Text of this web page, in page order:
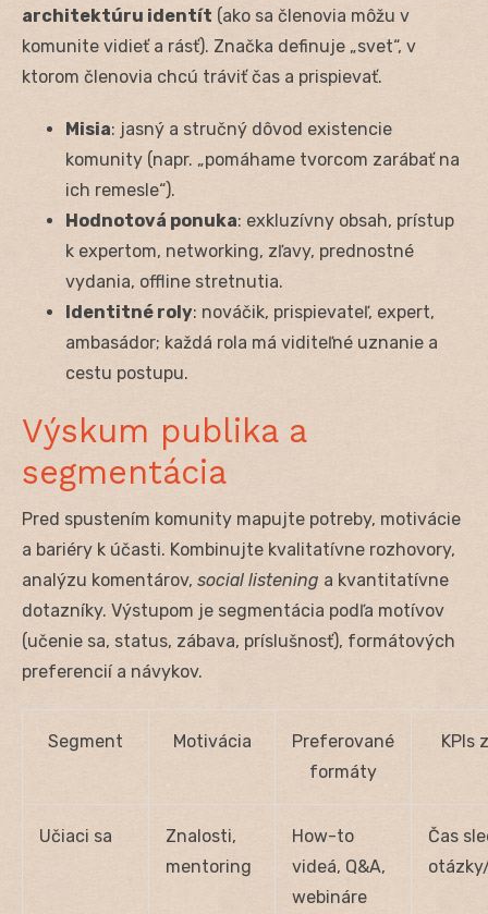
architektúru identít (ako sa členovia môžu v
komunite vidieť a rásť). Značka definuje „svet“, v
ktorom členovia chcú tráviť čas a prispievať.
Misia: jasný a stručný dôvod existencie
komunity (napr. „pomáhame tvorcom zarábať na
ich remesle“).
Hodnotová ponuka: exkluzívny obsah, prístup
k expertom, networking, zľavy, prednostné
vydania, offline stretnutia.
Identitné roly: nováčik, prispievateľ, expert,
ambasádor; každá rola má viditeľné uznanie a
cestu postupu.
Výskum publika a
segmentácia
Pred spustením komunity mapujte potreby, motivácie
a bariéry k účasti. Kombinujte kvalitatívne rozhovory,
analýzu komentárov, social listening a kvantitatívne
dotazníky. Výstupom je segmentácia podľa motívov
(učenie sa, status, zábava, príslušnosť), formátových
preferencií a návykov.
Segment Motivácia
Preferované
formáty
KPIs
Učiaci sa
Znalosti,
mentoring
How-to
videá, Q&A,
webináre
Čas